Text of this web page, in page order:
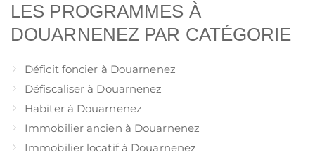
LES PROGRAMMES À
DOUARNENEZ PAR CATÉGORIE
Déficit foncier à Douarnenez
Défiscaliser à Douarnenez
Habiter à Douarnenez
Immobilier ancien à Douarnenez
Immobilier locatif à Douarnenez